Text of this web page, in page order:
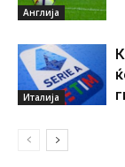
Англија
Италија